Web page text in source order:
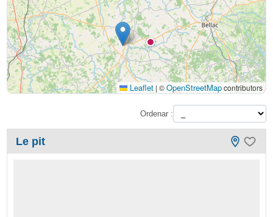
Leaflet | ©OpenStreetMapcontributors
Ordenar :
Le pit